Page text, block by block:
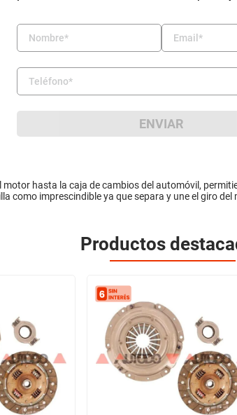
ENVIAR
hasta la caja de cambios del automóvil,
como imprescindible ya que separa y une el giro
Productos